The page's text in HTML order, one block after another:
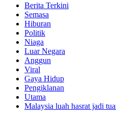
Berita Terkini
Semasa
Hiburan
Politik
Niaga
Luar Negara
Anggun
Viral
Gaya Hidup
Pengiklanan
Utama
Malaysia luah hasrat jadi